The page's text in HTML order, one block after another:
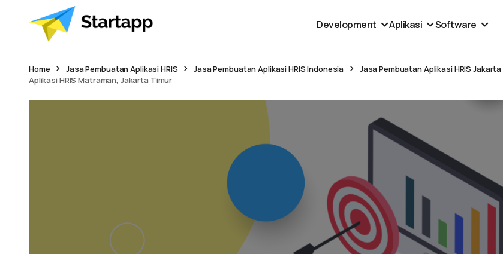
Development Aplikasi Software
Home Jasa Pembuatan Aplikasi HRIS Jasa Pembuatan Aplikasi HRIS Indonesia Jasa Pembuatan Aplikasi HRIS Jakarta
Aplikasi HRIS Matraman, Jakarta Timur